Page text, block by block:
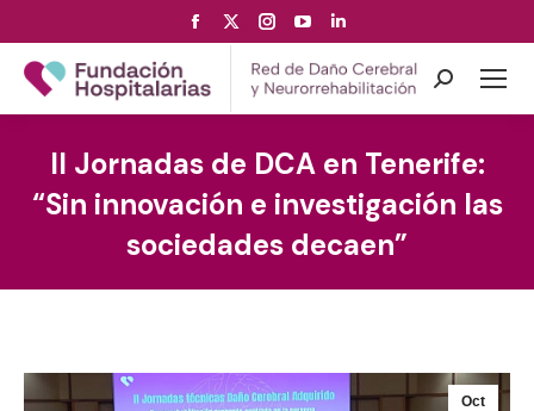
Facebook
page
opens
in
window
page
opens
in
window
Instagram
page
opens
in
window
YouTube
page
opens
in
window
page
opens
in
window
Search:
II Jornadas de DCA en Tenerife:
“Sin innovación e investigación las
sociedades decaen”
Oct